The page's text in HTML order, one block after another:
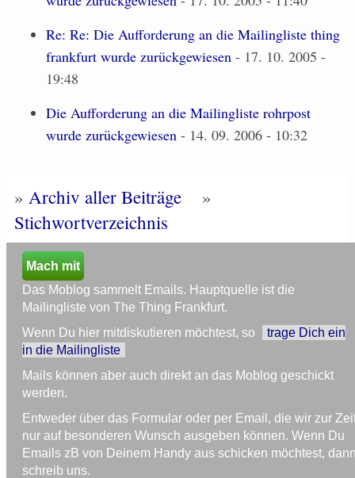
Re: Re: Die Aufforderung an die Mailingliste thing
frankfurt wurde zurückgewiesen - 17. 10. 2005 -
19:48
Die Aufforderung an die Mailingliste rohrpost
wurde zurückgewiesen - 14. 09. 2006 - 10:32
» Archiv aller Beiträge
»
Stichwortverzeichnis
Mach mit
Das Moblog sammelt Emails. Hauptquelle ist die
Mailingliste von The Thing Frankfurt.
Wenn Du hier mitdiskutieren möchtest, so
trage Dich ein
in die Mailingliste
Mails können aber auch direkt an das Moblog geschickt
werden.
Entweder über das Formular oder per Email, die wir zur
nur auf besonderen Wunsch ausgeben können. Wenn Du
Emails zB von Deinem Handy aus schicken möchtest,
schreib uns.